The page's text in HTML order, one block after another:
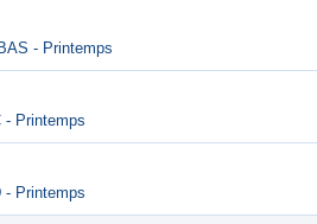
- Printemps
- Printemps
- Printemps